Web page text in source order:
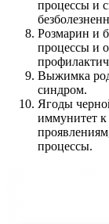
процессы и
Розмарин и
процессы и
Выжимка
синдром.
Ягоды
иммунитет к
процессы.